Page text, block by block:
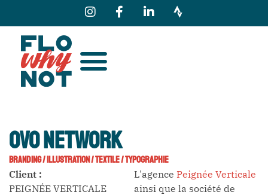
OVO Network
BRANDING/ILLUSTRATION/TEXTILE/TYPOGRAPHIE
Client :
PEIGNÉE VERTICALE
L'agence Peignée Verticale
ainsi que la société de